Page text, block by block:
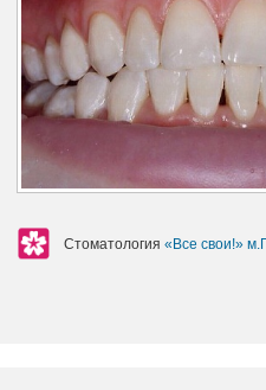
Стоматология «Все свои!»